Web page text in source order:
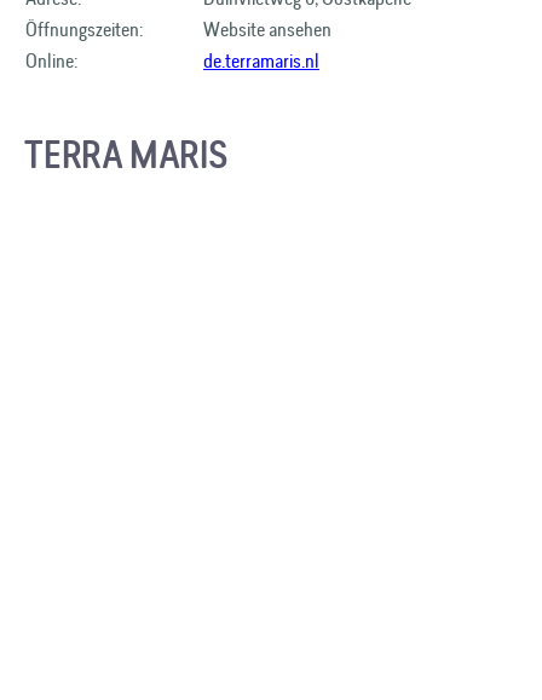
Öffnungszeiten:
Website ansehen
Online:
de.terramaris.nl
TERRA MARIS